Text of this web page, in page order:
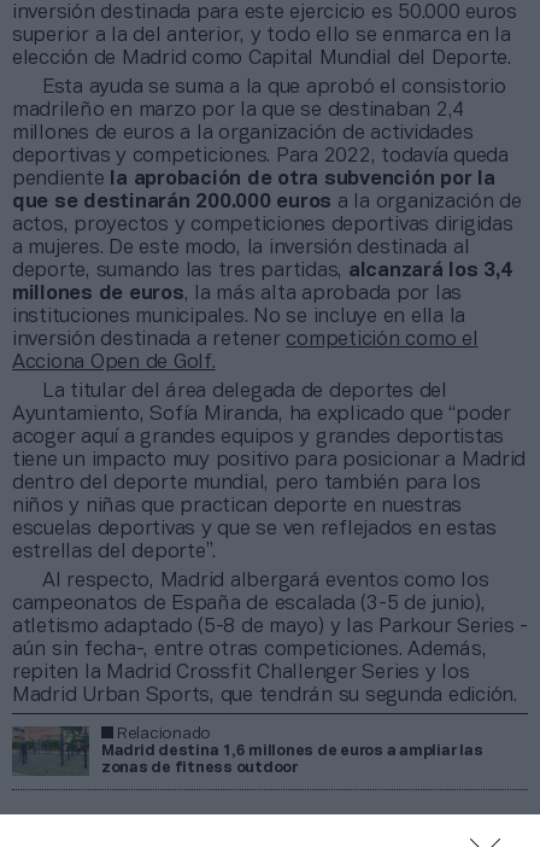
inversión destinada para este ejercicio es 50.000 euros
superior a la del anterior, y todo ello se enmarca en la
elección de Madrid como Capital Mundial del Deporte.
Esta ayuda se suma a la que aprobó el consistorio
madrileño en marzo por la que se destinaban 2,4
millones de euros a la organización de actividades
deportivas y competiciones. Para 2022, todavía queda
pendiente
la aprobación de otra subvención por la
que se destinarán 200.000 euros a la organización de
actos, proyectos y competiciones deportivas dirigidas
a mujeres. De este modo, la inversión destinada al
deporte, sumando las tres partidas, alcanzará los 3,4
millones de euros, la más alta aprobada por las
instituciones municipales. No se incluye en ella la
inversión destinada a retener competición como el
Acciona Open de Golf.
La titular del área delegada de deportes del
Ayuntamiento, Sofía Miranda, ha explicado que “poder
acoger aquí a grandes equipos y grandes deportistas
tiene un impacto muy positivo para posicionar a Madrid
dentro del deporte mundial, pero también para los
niños y niñas que practican deporte en nuestras
escuelas deportivas y que se ven reflejados en estas
estrellas del deporte”.
Al respecto, Madrid albergará eventos como los
campeonatos de España de escalada (3-5 de junio),
atletismo adaptado (5-8 de mayo) y las Parkour Series -
aún sin fecha-, entre otras competiciones. Además,
repiten la Madrid Crossfit Challenger Series y los
Madrid Urban Sports, que tendrán su segunda edición.
Relacionado
Madrid destina 1,6 millones de euros a ampliar las
zonas de fitness outdoor